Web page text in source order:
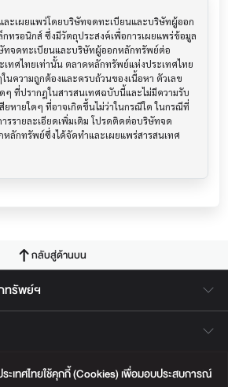
เทศไทยใช้คุกกี้ (Cookies) เพื่อมอบประสบการณ์
ะเผยแพร่โดยบริษัทจดทะเบียนและบริษัทผู้ออก
ทรอนิกส์ ซึ่งมีวัตถุประสงค์เพื่อการเผยแพร่ข้อมูล
ทจดทะเบียนและบริษัทผู้ออกหลักทรัพย์ต่อ
ทศไทยเท่านั้น ตลาดหลักทรัพย์แห่งประเทศไทย
นความถูกต้องและครบถ้วนของเนื้อหา ตัวเลข
ๆ ที่ปรากฎในสารสนเทศฉบับนี้และไม่มีความรับ
ยหายใดๆ ที่อาจเกิดขึ้นไม่ว่าในกรณีใด ในกรณีที่
รรายละเอียดเพิ่มเติม โปรดติดต่อบริษัทจด
ลักทรัพย์ซึ่งได้จัดทำและเผยแพร่สารสนเทศ
กลับสู่ด้านบน
ทรัพย์ฯ